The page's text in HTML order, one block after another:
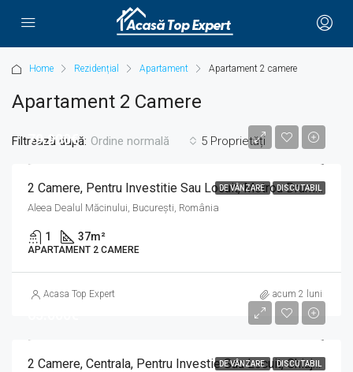
Home Rezidențial Apartament Apartament 2 camere
Apartament 2 Camere
5 Proprietăți
Filtrează după: Ordine normală
DE VÂNZARE DISCUTABIL
79.900€
2 Camere, Pentru Investitie Sau Locuit, Metrou Drumul Taberei, Valea Ialomitei, Bd Timisoara
Aleea Dealul Măcinului, București, România
1 37m²
APARTAMENT 2 CAMERE
Acasa Top Expert acum 2 luni
DE VÂNZARE DISCUTABIL2 Camere, Centrala, Pentru Investie Sau Locuit, Chiajna, Ilfov, Str General David Praporgescu, 14